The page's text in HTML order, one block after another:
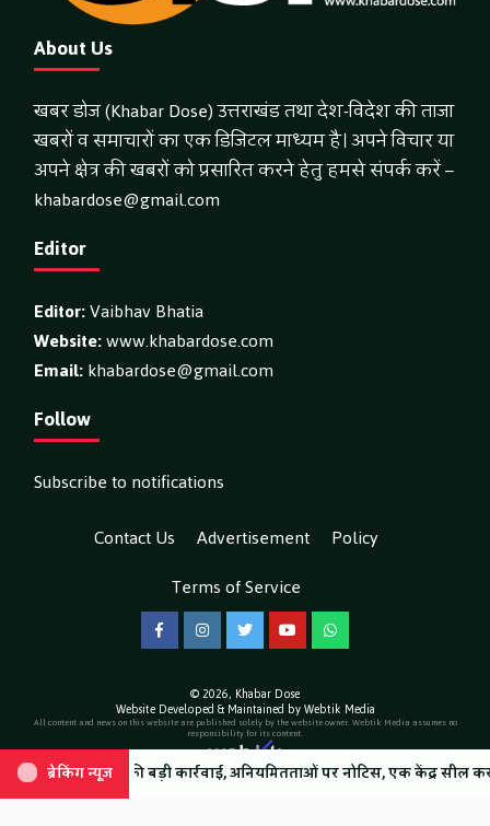
ब्रेकिंग न्यूज़
बड़ी राहत, एक दिन में 22,608 श्रद्धालुओं का उपचार, सीडीओ ने एमआरपी का
About Us
खबर डोज (Khabar Dose) उत्तराखंड तथा देश-विदेश की ताजा
खबरों व समाचारों का एक डिजिटल माध्यम है। अपने विचार या
अपने क्षेत्र की खबरों को प्रसारित करने हेतु हमसे संपर्क करें –
khabardose@gmail.com
Editor
Editor:Vaibhav Bhatia
Website:www.khabardose.com
Email:khabardose@gmail.com
Follow
Subscribe to notifications
Contact Us
Advertisement
Policy
Terms of Service
FacebookInstagramTwitterYouTubeWhatsApp
© 2026, Khabar Dose
Website Developed & Maintained by Webtik Media
All content and news on this website are published solely by the website owner. Webtik Media assumes no
responsibility for its content.
ब्रेकिंग न्यूज़
की बड़ी कार्रवाई, अनियमितताओं पर नोटिस, एक केंद्र सील करने के निर्देश